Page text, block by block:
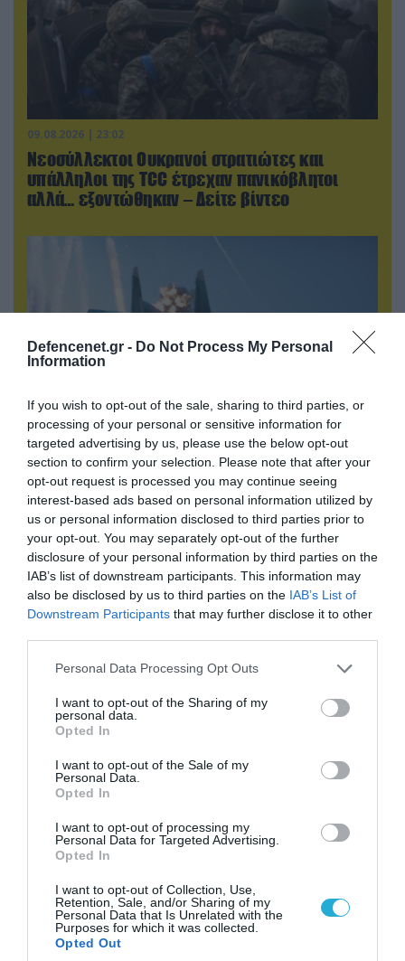
Defencenet.gr - Do Not Process My Personal
Information
If you wish to opt-out of the sale, sharing to third parties, or
processing of your personal or sensitive information for
targeted advertising by us, please use the below opt-out
section to confirm your selection. Please note that after your
opt-out request is processed you may continue seeing
interest-based ads based on personal information utilized by
us or personal information disclosed to third parties prior to
your opt-out. You may separately opt-out of the further
disclosure of your personal information by third parties on the
IAB’s list of downstream participants. This information may
also be disclosed by us to third parties on the IAB’s List of
Downstream Participants that may further disclose it to other
Please note that this website/app uses one or more Google
not limited to your visit or usage behaviour. You may click to
grant or deny consent to Google and its third-party tags to
use your data for below specified purposes in below Google
consent section.
Personal Data Processing Opt Outs
I want to opt-out of the Sharing of my
personal data.
Opted In
I want to opt-out of the Sale of my
Personal Data.
Opted In
I want to opt-out of processing my
Personal Data for Targeted Advertising.
Opted In
I want to opt-out of Collection, Use,
Retention, Sale, and/or Sharing of my
Personal Data that Is Unrelated with the
Purposes for which it was collected.
Opted Out
09.08.2026 | 23:02
Νεοσύλλεκτοι Ουκρανοί στρατιώτες και
υπάλληλοι της TCC έτρεχαν πανικόβλητοι
αλλά… εξοντώθηκαν – Δείτε βίντεο
09.08.2026 | 19:02
Ρωσικό Su-34 προκάλεσε τον όλεθρο σε
κτίριο με Ουκρανούς στη Ζαπορίζια – Δείτε
βίντεο
ΠΟΛΙΤΙΚΗ
09.08.2026 | 17:02
ΣΥΡΙΖΑ για υποκλοπές: «Το (παρα)κράτος της ΝΔ
έχει συνέχεια και συνέπεια»